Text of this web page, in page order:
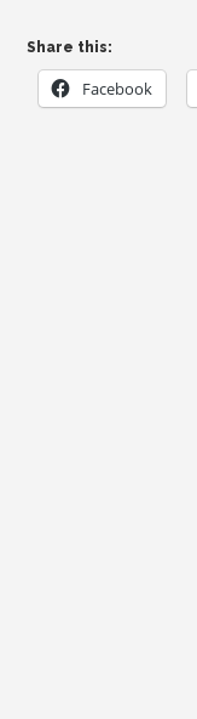
Share this:
Facebook